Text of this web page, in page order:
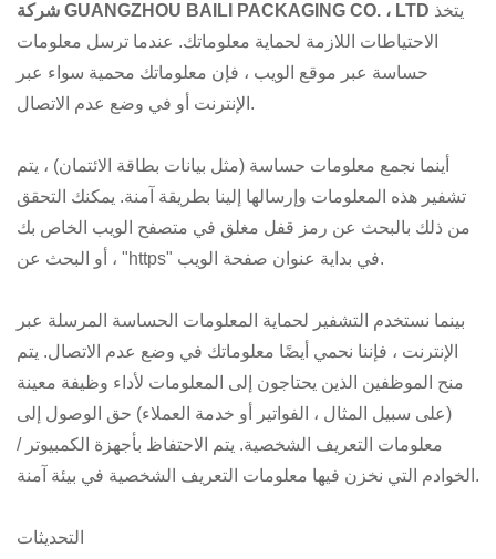
شركة GUANGZHOU BAILI PACKAGING CO. ، LTD
الاحتياطات اللازمة لحماية معلوماتك. عندما ترسل معلومات
حساسة عبر موقع الويب ، فإن معلوماتك محمية سواء عبر
الإنترنت أو في وضع عدم الاتصال.
أينما نجمع معلومات حساسة (مثل بيانات بطاقة الائتمان) ، يتم
تشفير هذه المعلومات وإرسالها إلينا بطريقة آمنة. يمكنك التحقق
من ذلك بالبحث عن رمز قفل مغلق في متصفح الويب الخاص بك
، أو البحث عن "https" في بداية عنوان صفحة الويب.
بينما نستخدم التشفير لحماية المعلومات الحساسة المرسلة عبر
الإنترنت ، فإننا نحمي أيضًا معلوماتك في وضع عدم الاتصال. يتم
منح الموظفين الذين يحتاجون إلى المعلومات لأداء وظيفة معينة
(على سبيل المثال ، الفواتير أو خدمة العملاء) حق الوصول إلى
معلومات التعريف الشخصية. يتم الاحتفاظ بأجهزة الكمبيوتر /
الخوادم التي نخزن فيها معلومات التعريف الشخصية في بيئة آمنة.
التحديثات